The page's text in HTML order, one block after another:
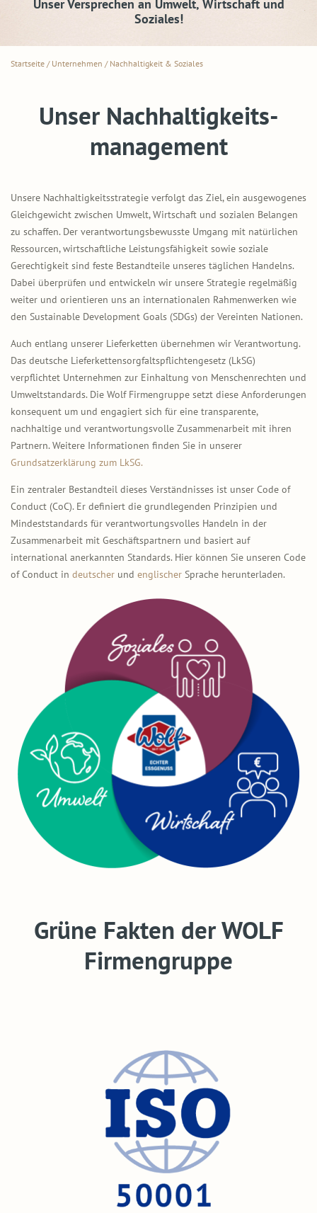
Unser Versprechen an Umwelt, Wirtschaft und
Soziales!
Startseite / Unternehmen / Nachhaltigkeit & Soziales
Unser Nachhaltigkeits­
management
Unsere Nachhaltigkeitsstrategie verfolgt das Ziel, ein ausgewogenes
Gleichgewicht zwischen Umwelt, Wirtschaft und sozialen Belangen
zu schaffen. Der verantwortungsbewusste Umgang mit natürlichen
Ressourcen, wirtschaftliche Leistungsfähigkeit sowie soziale
Gerechtigkeit sind feste Bestandteile unseres täglichen Handelns.
Dabei überprüfen und entwickeln wir unsere Strategie regelmäßig
weiter und orientieren uns an internationalen Rahmenwerken wie
den Sustainable Development Goals (SDGs) der Vereinten Nationen.
Auch entlang unserer Lieferketten übernehmen wir Verantwortung.
Das deutsche Lieferkettensorgfaltspflichtengesetz (LkSG)
verpflichtet Unternehmen zur Einhaltung von Menschenrechten und
Umweltstandards. Die Wolf Firmengruppe setzt diese Anforderungen
konsequent um und engagiert sich für eine transparente,
nachhaltige und verantwortungsvolle Zusammenarbeit mit ihren
Partnern. Weitere Informationen finden Sie in unserer
Grundsatzerklärung zum LkSG.
Ein zentraler Bestandteil dieses Verständnisses ist unser Code of
Conduct (CoC). Er definiert die grundlegenden Prinzipien und
Mindeststandards für verantwortungsvolles Handeln in der
Zusammenarbeit mit Geschäftspartnern und basiert auf
international anerkannten Standards. Hier können Sie unseren Code
of Conduct in deutscher und englischer Sprache herunterladen.
Grüne Fakten der WOLF
Firmengruppe